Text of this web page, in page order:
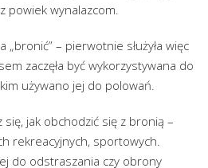
powiek wynalazcom.
„bronić” – pierwotnie służyła więc
zaczęła być wykorzystywana do
używano jej do polowań.
jak obchodzić się z bronią –
rekreacyjnych, sportowych.
do odstraszania czy obrony